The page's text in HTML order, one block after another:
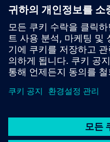
디지털 엔터프
능한 디지털화 솔루션을